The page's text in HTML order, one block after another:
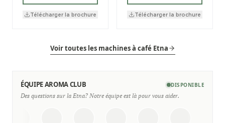
Télécharger la brochure Télécharger la brochure
Voir toutes les machines à café Etna
ÉQUIPE AROMA CLUB DISPONIBLE
Des questions sur la Etna? Notre équipe est là pour vous aider.